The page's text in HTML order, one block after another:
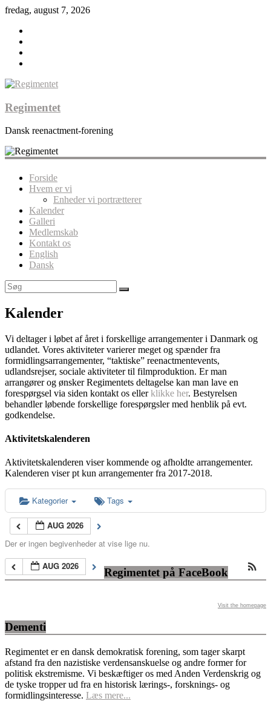
fredag, august 7, 2026
Regimentet
Dansk reenactment-forening
Forside
Hvem er vi
Enheder vi portrætterer
Kalender
Galleri
Medlemskab
Kontakt os
English
Dansk
Kalender
Vi deltager i løbet af året i forskellige arrangementer i Danmark og
udlandet. Vores aktiviteter varierer meget og spænder fra
formidlingsarrangementer, “taktiske” reenactmentevents,
udlandsrejser, sociale aktiviteter til filmproduktion. Er man
arrangører og ønsker Regimentets deltagelse kan man lave en
forespørgsel via siden kontakt os ellerklikke her. Bestyrelsen
behandler løbende forskellige forespørgsler med henblik på evt.
godkendelse.
Aktivitetskalenderen
Aktivitetskalenderen viser kommende og afholdte arrangementer.
Kalenderen viser pt kun arrangementer fra 2017-2018.
Kategorier Tags
AUG 2026
Der er ingen begivenheder at vise lige nu.
AUG 2026
Regimentet på FaceBook
Visit the homepage
Dementi
Regimentet er en dansk demokratisk forening, som tager skarpt
afstand fra den nazistiske verdensanskuelse og andre former for
politisk ekstremisme. Vi beskæftiger os med Anden Verdenskrig og
de tyske tropper ud fra en historisk lærings-, forsknings- og
formidlingsinteresse. Læs mere...